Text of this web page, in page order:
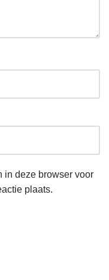
in deze browser voor
plaats.